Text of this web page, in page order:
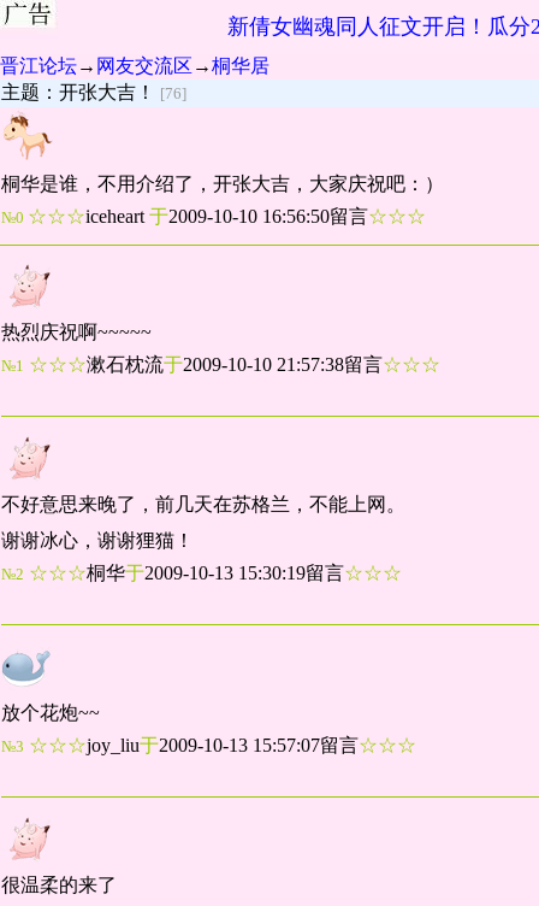
新倩女幽魂同人征文开启！瓜分
晋江论坛→ 网友交流区 →桐华居
主题：开张大吉！
[76]
桐华是谁，不用介绍了，开张大吉，大家庆祝吧：）
№0 ☆☆☆iceheart 于2009-10-10 16:56:50留言☆☆☆
热烈庆祝啊~~~~~
№1 ☆☆☆漱石枕流于2009-10-10 21:57:38留言☆☆☆
不好意思来晚了，前几天在苏格兰，不能上网。
谢谢冰心，谢谢狸猫！
№2 ☆☆☆桐华于2009-10-13 15:30:19留言☆☆☆
放个花炮~~
№3 ☆☆☆joy_liu于2009-10-13 15:57:07留言☆☆☆
很温柔的来了